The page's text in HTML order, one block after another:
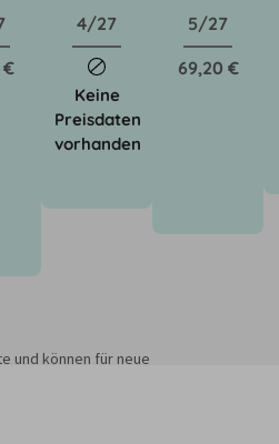
€
4/27
Keine
Preisdaten
vorhanden
5/27
69,20 €
und können für neue